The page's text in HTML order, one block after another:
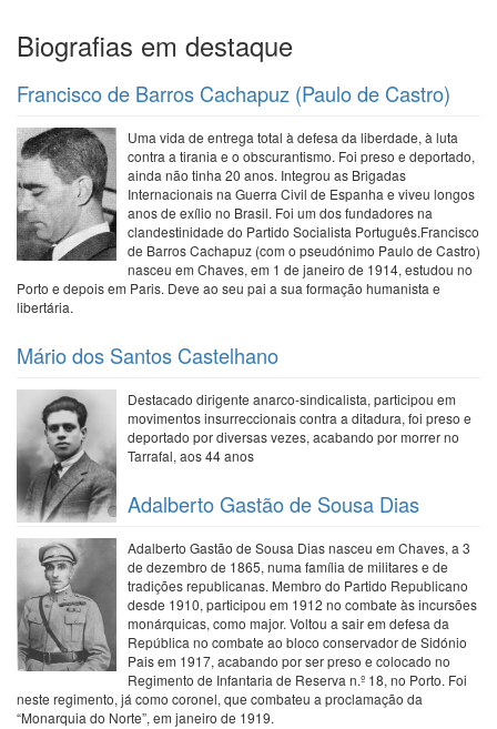
Biografias em destaque
Francisco de Barros Cachapuz (Paulo de Castro)
Uma vida de entrega total à defesa da liberdade, à luta
contra a tirania e o obscurantismo. Foi preso e deportado,
ainda não tinha 20 anos. Integrou as Brigadas
Internacionais na Guerra Civil de Espanha e viveu longos
anos de exílio no Brasil. Foi um dos fundadores na
clandestinidade do Partido Socialista Português.Francisco
de Barros Cachapuz (com o pseudónimo Paulo de Castro)
nasceu em Chaves, em 1 de janeiro de 1914, estudou no
Porto e depois em Paris. Deve ao seu pai a sua formação humanista e
libertária.
Mário dos Santos Castelhano
Destacado dirigente anarco-sindicalista, participou em
movimentos insurreccionais contra a ditadura, foi preso e
deportado por diversas vezes, acabando por morrer no
Tarrafal, aos 44 anos
Adalberto Gastão de Sousa Dias
Adalberto Gastão de Sousa Dias nasceu em Chaves, a 3
de dezembro de 1865, numa família de militares e de
tradições republicanas. Membro do Partido Republicano
desde 1910, participou em 1912 no combate às incursões
monárquicas, como major. Voltou a sair em defesa da
República no combate ao bloco conservador de Sidónio
Pais em 1917, acabando por ser preso e colocado no
Regimento de Infantaria de Reserva n.º 18, no Porto. Foi
neste regimento, já como coronel, que combateu a proclamação da
“Monarquia do Norte”, em janeiro de 1919.